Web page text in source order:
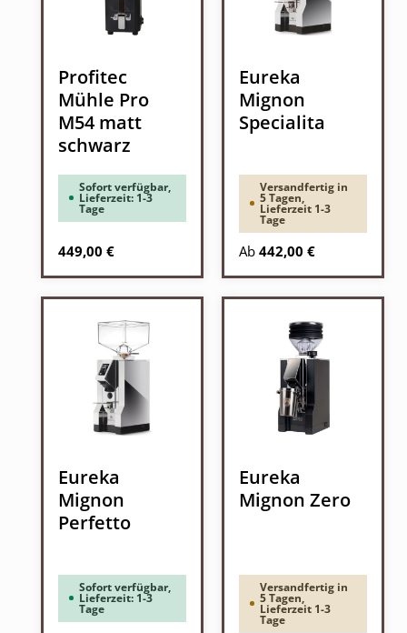
Profitec
Mühle Pro
M54 matt
schwarz
Sofort verfügbar,
Lieferzeit: 1-3
Tage
Regulärer Preis:
449,00 €
Eureka
Mignon
Specialita
Versandfertig in
5 Tagen,
Lieferzeit 1-3
Tage
Regulärer Preis:
Ab 442,00 €
Eureka
Mignon
Perfetto
Sofort verfügbar,
Lieferzeit: 1-3
Tage
Eureka
Mignon Zero
Versandfertig in
5 Tagen,
Lieferzeit 1-3
Tage